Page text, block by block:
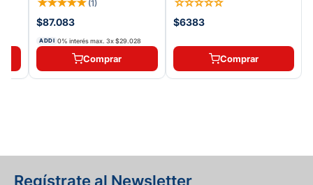
★★★★★ (1)
$87.083
ADDI 0% interés max.3x$29.028
Comprar
☆☆☆☆☆
$6383
Comprar
Regístrate al Newsletter